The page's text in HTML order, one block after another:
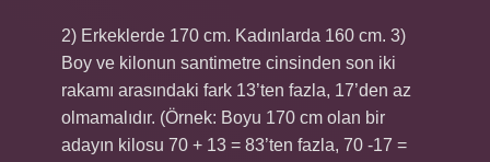
2) Erkeklerde 170 cm. Kadınlarda 160 cm. 3)
Boy ve kilonun santimetre cinsinden son iki
rakamı arasındaki fark 13’ten fazla, 17’den az
olmamalıdır. (Örnek: Boyu 170 cm olan bir
adayın kilosu 70 + 13 = 83’ten fazla, 70 -17 =